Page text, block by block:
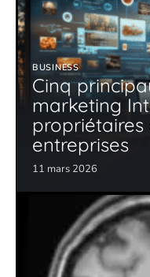
BUSINESS
Cinq
marketing
entreprises
11 mars 2026